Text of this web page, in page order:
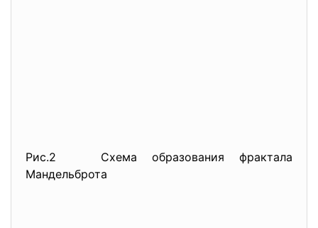
Рис.2 Схема образования фрактала
Мандельброта